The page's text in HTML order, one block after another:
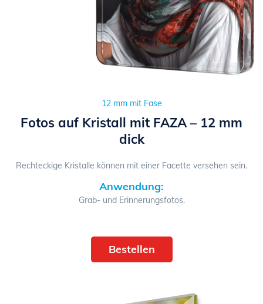
12 mm mit Fase
Fotos auf Kristall mit FAZA – 12 mm
dick
Rechteckige Kristalle können mit einer Facette versehen sein.
Anwendung:
Grab- und Erinnerungsfotos.
Bestellen